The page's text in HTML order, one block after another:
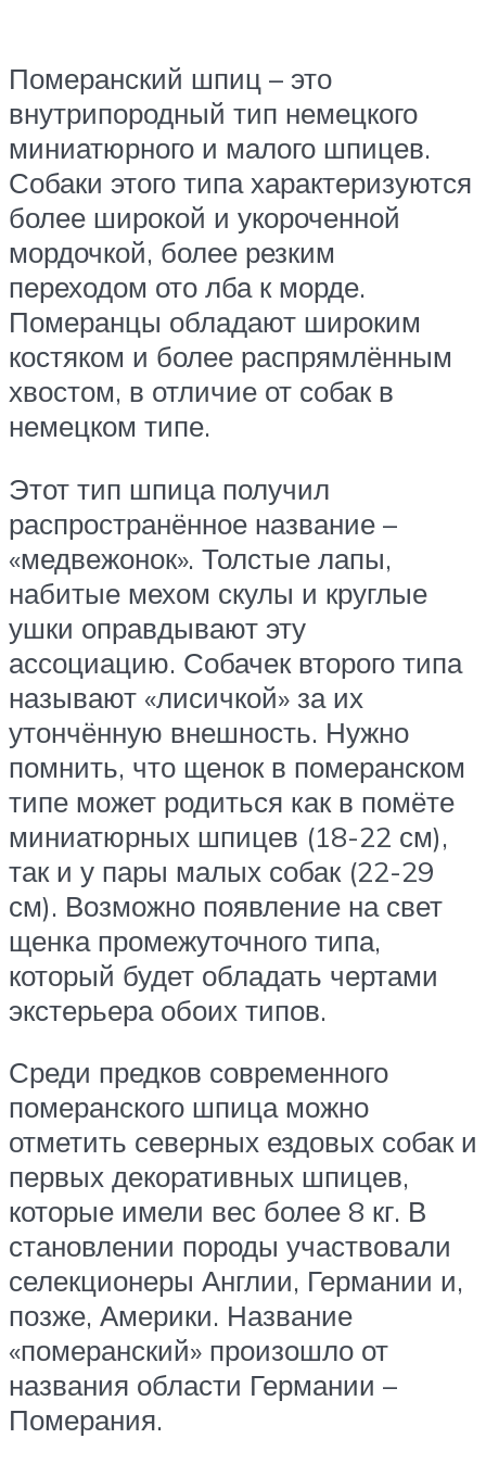
Померанский шпиц – это
внутрипородный тип немецкого
миниатюрного и малого шпицев.
Собаки этого типа характеризуются
более широкой и укороченной
мордочкой, более резким
переходом ото лба к морде.
Померанцы обладают широким
костяком и более распрямлённым
хвостом, в отличие от собак в
немецком типе.
Этот тип шпица получил
распространённое название –
«медвежонок». Толстые лапы,
набитые мехом скулы и круглые
ушки оправдывают эту
ассоциацию. Собачек второго типа
называют «лисичкой» за их
утончённую внешность. Нужно
помнить, что щенок в померанском
типе может родиться как в помёте
миниатюрных шпицев (18-22 см),
так и у пары малых собак (22-29
см). Возможно появление на свет
щенка промежуточного типа,
который будет обладать чертами
экстерьера обоих типов.
Среди предков современного
померанского шпица можно
отметить северных ездовых собак и
первых декоративных шпицев,
которые имели вес более 8 кг. В
становлении породы участвовали
селекционеры Англии, Германии и,
позже, Америки. Название
«померанский» произошло от
названия области Германии –
Померания.